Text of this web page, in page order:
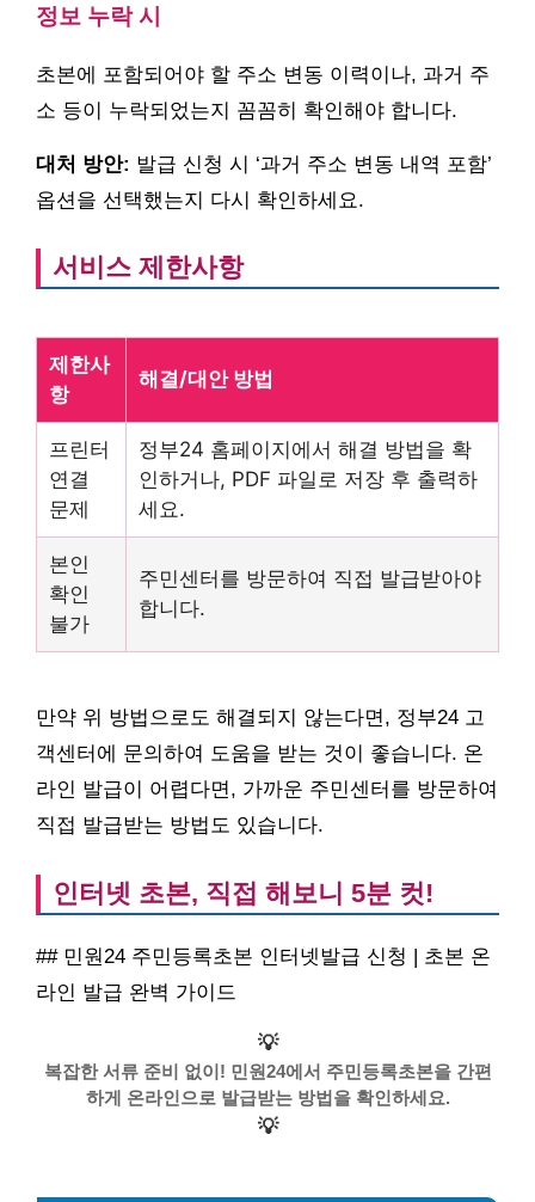
정보 누락 시
초본에 포함되어야 할 주소 변동 이력이나, 과거 주
소 등이 누락되었는지 꼼꼼히 확인해야 합니다.
대처 방안: 발급 신청 시 ‘과거 주소 변동 내역 포함’
옵션을 선택했는지 다시 확인하세요.
서비스 제한사항
제한사
항
해결/대안 방법
프린터
연결
문제
정부24 홈페이지에서 해결 방법을 확
인하거나, PDF 파일로 저장 후 출력하
세요.
본인
확인
불가
주민센터를 방문하여 직접 발급받아야
합니다.
만약 위 방법으로도 해결되지 않는다면, 정부24 고
객센터에 문의하여 도움을 받는 것이 좋습니다. 온
라인 발급이 어렵다면, 가까운 주민센터를 방문하여
직접 발급받는 방법도 있습니다.
인터넷 초본, 직접 해보니 5분 컷!
## 민원24 주민등록초본 인터넷발급 신청 | 초본 온
라인 발급 완벽 가이드
💡
복잡한 서류 준비 없이! 민원24에서 주민등록초본을 간편
하게 온라인으로 발급받는 방법을 확인하세요.
💡